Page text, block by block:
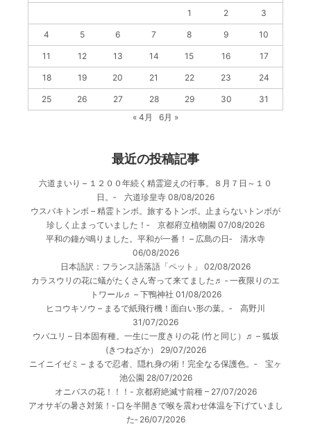
1 2 3
4 5 6 7 8 9 10
11 12 13 14 15 16 17
18 19 20 21 22 23 24
25 26 27 28 29 30
31
« 4月
6月 »
最近の投稿記事
六道まいり – １２００年続く精霊迎えの行事。８月７日～１０
日。‐ 六道珍皇寺 08/08/2026
ウスバキトンボ – 精霊トンボ。旅するトンボ。止まらないトンボが
珍しく止まっていました！‐ 京都府立植物園 07/08/2026
平和の鐘が鳴りました。平和が一番！ – 広島の日‐ 清水寺
06/08/2026
日本語訳：フランス語落語「ペット」
02/08/2026
カラスウリの花に蟻がたくさん寄って来てました♬ ‐ 一夜限りのエ
トワール♬ – 下鴨神社 01/08/2026
ヒコウキソウ – まるで紙飛行機！面白い形の葉。‐ 高野川
31/07/2026
ウバユリ – 日本固有種。一生に一度きりの花 (竹と同じ）♬ – 狐坂
(きつねざか）
29/07/2026
ニイニイゼミ – まるで忍者、隠れ身の術！完全なる保護色。‐ 宝ヶ
池公園 28/07/2026
オニバスの花！！！- 京都府絶滅寸前種 – 27/07/2026
アオサギの暑さ対策！‐ 口を半開きで喉を震わせ体温を下げていまし
た‐ 26/07/2026